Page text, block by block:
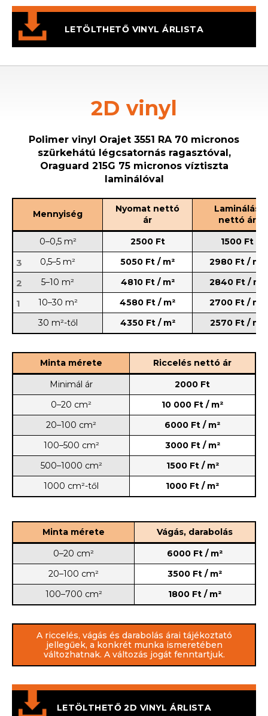
LETÖLTHETŐ VINYL ÁRLISTA
2D vinyl
Polimer vinyl Orajet 3551 RA 70 micronos
szürkehátú légcsatornás ragasztóval,
Oraguard 215G 75 micronos víztiszta
laminálóval
Mennyiség
Nyomat nettó
ár
Laminálás
nettó ár
0–0,5 m²
2500 Ft 1500 Ft
3 0,5–5 m² 5050 Ft / m² 2980 Ft / m²
2 5–10 m² 4810 Ft / m² 2840 Ft / m²
1 10–30 m² 4580 Ft / m²
2700 Ft / m²
30 m²-től
4350 Ft / m² 2570 Ft / m²
Minta mérete
Riccelés nettó ár
Minimál ár
2000 Ft
0–20 cm²
10 000 Ft / m²
20–100 cm²
6000 Ft / m²
100–500 cm²
3000 Ft / m²
500–1000 cm²
1500 Ft / m²
1000 cm²-től
1000 Ft / m²
Minta mérete
Vágás, darabolás
0–20 cm²
6000 Ft / m²
20–100 cm²
3500 Ft / m²
100–700 cm²
1800 Ft / m²
A riccelés, vágás és darabolás árai tájékoztató
jellegűek, a konkrét munka ismeretében
változhatnak. A változás jogát fenntartjuk.
LETÖLTHETŐ 2D VINYL ÁRLISTA